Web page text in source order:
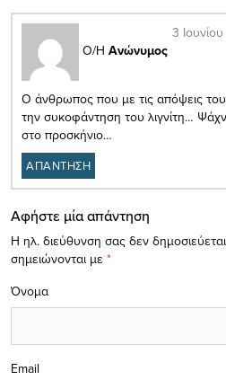
Ο/Η Ανώνυμος
3
Ο άνθρωπος που με τις απόψεις του
την συκοφάντηση του λιγνίτη…
στο προσκήνιο…
ΑΠΑΝΤΗΣΗ
Αφήστε μία απάντηση
Η ηλ. διεύθυνση σας δεν
σημειώνονται με *
Όνομα
Email